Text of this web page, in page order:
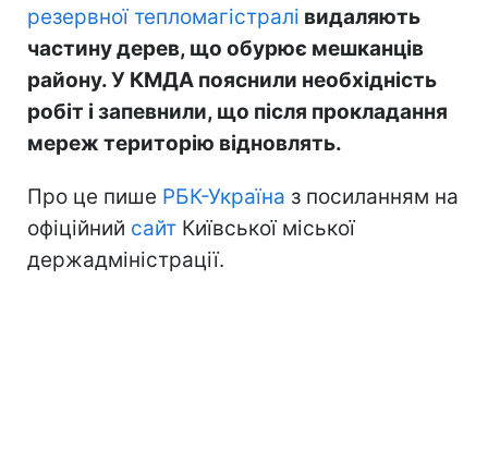
резервної тепломагістралі видаляють
частину дерев, що обурює мешканців
району. У КМДА пояснили необхідність
робіт і запевнили, що після прокладання
мереж територію відновлять.
Про це пише РБК-Україна з посиланням на
офіційний сайт Київської міської
держадміністрації.